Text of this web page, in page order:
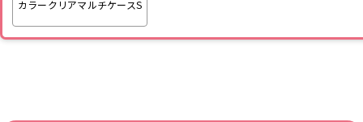
カラークリアマルチケースS